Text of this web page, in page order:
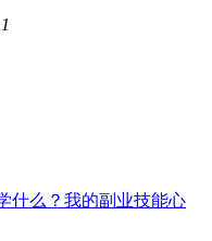
什么？我的副业技能心